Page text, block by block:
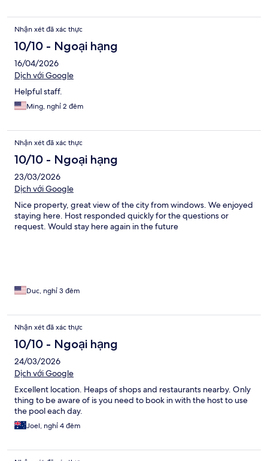
Nhận xét đã xác thực
10/10 - Ngoại hạng
16/04/2026
Dịch với Google
Helpful staff.
Ming, nghỉ 2 đêm
Nhận xét đã xác thực
10/10 - Ngoại hạng
23/03/2026
Dịch với Google
Nice property, great view of the city from windows. We enjoyed
staying here. Host responded quickly for the questions or
request. Would stay here again in the future
Duc, nghỉ 3 đêm
Nhận xét đã xác thực
10/10 - Ngoại hạng
24/03/2026
Dịch với Google
Excellent location. Heaps of shops and restaurants nearby. Only
thing to be aware of is you need to book in with the host to use
the pool each day.
Joel, nghỉ 4 đêm